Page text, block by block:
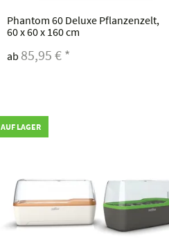
Phantom 60 Deluxe Pflanzenzelt,
60 x 60 x 160 cm
ab 85,95 € *
AUF LAGER